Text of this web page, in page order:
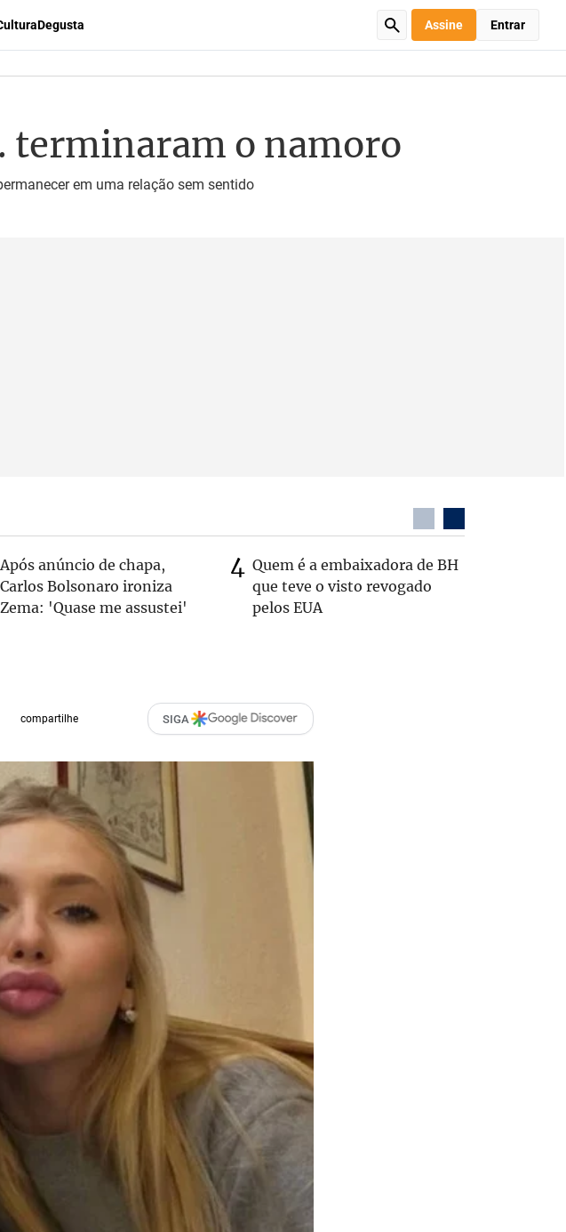
Degusta Assine Entrar
terminaram o namoro
em uma relação sem sentido
Após anúncio de chapa,
Carlos Bolsonaro ironiza
Zema: 'Quase me assustei'
Quem é a embaixadora de BH
que teve o visto revogado
pelos EUA
compartilhe SIGA